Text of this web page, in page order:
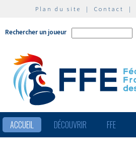
Plan du site | Contact |
Rechercher un joueur
ACCUEIL DÉCOUVRIR FFE